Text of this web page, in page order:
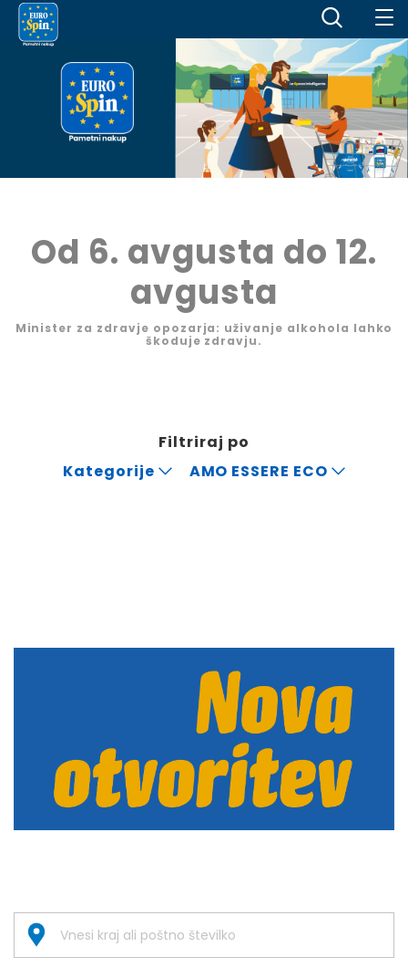
Od 6. avgusta do 12.
avgusta
Minister za zdravje opozarja: uživanje alkohola lahko
škoduje zdravju.
Filtriraj po
Kategorije
AMO ESSERE ECO